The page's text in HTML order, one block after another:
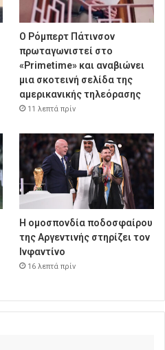
Ο Ρόμπερτ Πάτινσον
πρωταγωνιστεί στο
«Primetime» και αναβιώνει
μια σκοτεινή σελίδα της
αμερικανικής τηλεόρασης
11 λεπτά πρίν
Η ομοσπονδία ποδοσφαίρου
της Αργεντινής στηρίζει τον
Ινφαντίνο
16 λεπτά πρίν